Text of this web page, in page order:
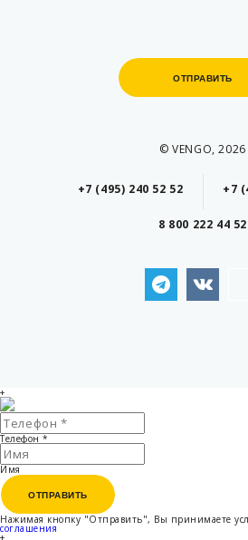
ОТПРАВИТЬ
ОТПРАВИТЬ
© VENGO, 2026
+7 (495) 240 52 52 +7
8 800 222 44 52
+
Телефон *
Имя
ОТПРАВИТЬ
ОТПРАВИТЬ
Нажимая кнопку "Отправить", Вы принимаете
соглашения
+